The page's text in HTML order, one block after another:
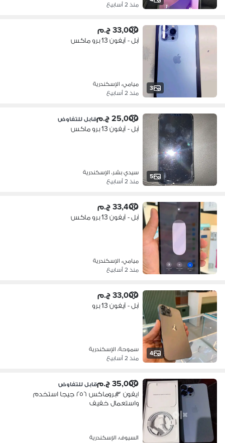
منذ 2 أسابيع
3
33,000 ج.م
آبل - آيفون 13 برو ماكس
ميامي، الإسكندرية
منذ 2 أسابيع
5
25,000 ج.م قابل للتفاوض
آبل - آيفون 13 برو ماكس
سيدي بشر، الإسكندرية
منذ 2 أسابيع
33,400 ج.م
آبل - آيفون 13 برو ماكس
ميامي، الإسكندرية
منذ 2 أسابيع
4
33,000 ج.م
آبل - آيفون 13 برو
سموحة، الإسكندرية
منذ 2 أسابيع
35,000 ج.م قابل للتفاوض
ايفون ١٣بروماكس ٢٥٦ جيجا استخدم
واستعمال خفيف
السيوف، الإسكندرية